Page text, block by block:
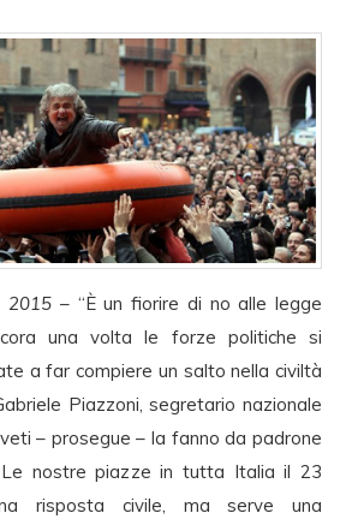
2015 – “È un fiorire di no alle legge
una volta le forze politiche si
a far compiere un salto nella civiltà
Piazzoni, segretario nazionale
– prosegue – la fanno da padrone
nostre piazze in tutta Italia il 23
risposta civile, ma serve una